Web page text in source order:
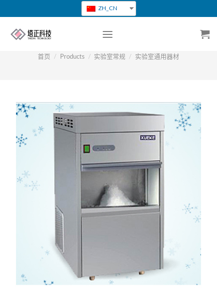
转
ZH_CN
首页 / Products / 实验室常规 / 实验室通用器材